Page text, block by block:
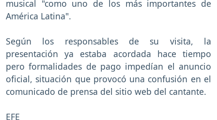
musical "como uno de los más importantes de
América Latina".
Según los responsables de su visita, la
presentación ya estaba acordada hace tiempo
pero formalidades de pago impedían el anuncio
oficial, situación que provocó una confusión en el
comunicado de prensa del sitio web del cantante.
EFE